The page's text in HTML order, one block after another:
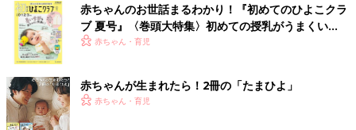
赤ちゃんのお世話まるわかり！『初めてのひよこクラ
ブ 夏号』〈巻頭大特集〉初めての授乳がうまくい
く！ おっぱい・ミルクの基本と夏のトラブル 解決テ
赤ちゃん・育児
赤ちゃんが生まれたら！2冊の「たまひよ」
赤ちゃん・育児